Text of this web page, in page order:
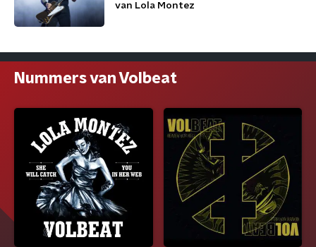
van Lola Montez
Nummers van Volbeat